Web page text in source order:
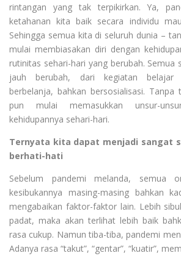
rintangan yang tak terpikirkan. Ya,
ketahanan kita baik secara individu
Sehingga semua kita di seluruh dunia –
mulai membiasakan diri dengan
rutinitas sehari-hari yang berubah. Semua
jauh berubah, dari kegiatan belajar
berbelanja, bahkan bersosialisasi.
pun mulai memasukkan unsur-
kehidupannya sehari-hari.
Ternyata kita dapat menjadi sangat
berhati-hati
Sebelum pandemi melanda, semua
kesibukannya masing-masing bahkan
mengabaikan faktor-faktor lain. Lebih
padat, maka akan terlihat lebih baik
rasa cukup. Namun tiba-tiba, pandemi
Adanya rasa “takut”, “gentar”, “kuatir”,